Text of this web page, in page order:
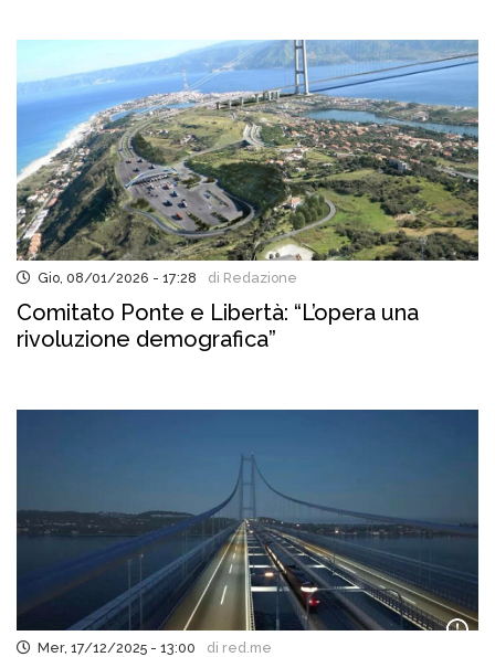
Gio, 08/01/2026 - 17:28 di Redazione
Comitato Ponte e Libertà: “L’opera una
rivoluzione demografica”
Mer, 17/12/2025 - 13:00 di red.me